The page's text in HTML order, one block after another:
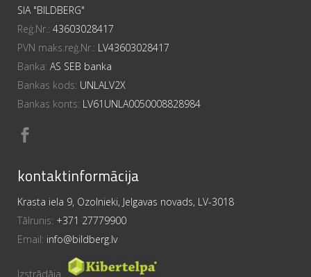
SIA "BILDBERG"
Reģ.Nr.: 43603028417
PVN maks.reģ.Nr.: LV43603028417
Banka: AS SEB banka
Bankas kods: UNLALV2X
Bankas konts: LV61UNLA0050008828984
kontaktinformācija
Krasta iela 9, Ozolnieki, Jelgavas novads, LV-3018
Tālrunis: +371 27779900
Email: info@bildberg.lv
Izstrādāja